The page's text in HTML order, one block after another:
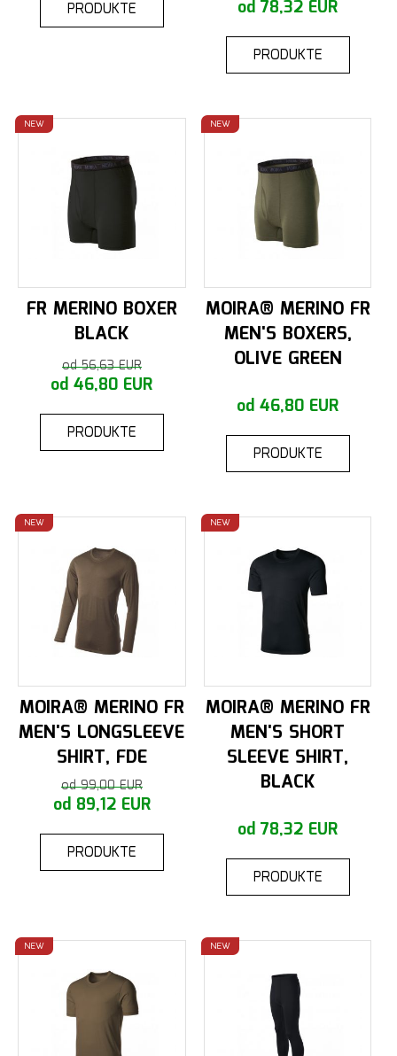
PRODUKTE od 78,32 EUR
PRODUKTE
NEW
FR MERINO BOXER
BLACK
od 56,63 EUR
od 46,80 EUR
PRODUKTE
NEW
MOIRA® MERINO FR
MEN'S BOXERS,
OLIVE GREEN
od 46,80 EUR
PRODUKTE
NEW
MOIRA® MERINO FR
MEN'S LONGSLEEVE
SHIRT, FDE
od 99,00 EUR
od 89,12 EUR
PRODUKTE
NEW
MOIRA® MERINO FR
MEN'S SHORT
SLEEVE SHIRT,
BLACK
od 78,32 EUR
PRODUKTE
NEW NEW